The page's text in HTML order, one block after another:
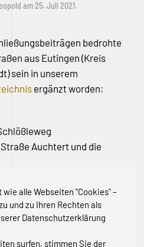
alle Webseiten "Cookies" –
und zu Ihren Rechten als
Datenschutzerklärung
surfen, stimmen Sie der
am25. Juli 2021.
bedrohte
aus Eutingen (Kreis
sein in unserem
ergänzt worden:
Auchtert und die
ist die Luisenstraße
aufgenommen